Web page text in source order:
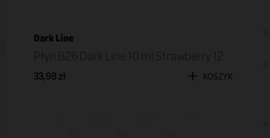
Dark Line
Płyn B26 Dark Line 10 ml Strawberry 12
33,98 zł KOSZYK